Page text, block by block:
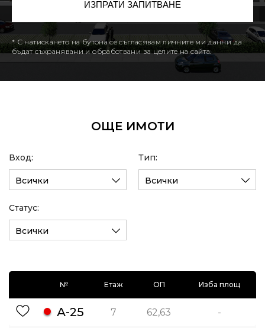
* С натискането на бутона се съгласявам личните ми данни да
бъдат съхранявани и обработвани за целите на сайта.
ОЩЕ ИМОТИ
Вход:
Всички
Тип:
Всички
Статус:
Всички
№ Етаж ОП Изба площ
А-25 7 62,63 -